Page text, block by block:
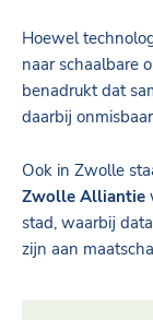
Hoewel
naar schaalbare
benadrukt dat
daarbij
Ook in Zwolle
Zwolle Alliantie
stad, waarbij
zijn aan